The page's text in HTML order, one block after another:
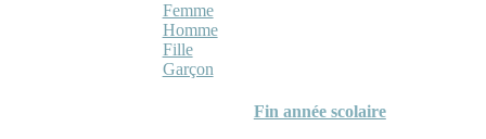
Femme
Homme
Fille
Garçon
Fin année scolaire